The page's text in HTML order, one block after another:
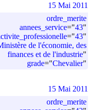
ordre_merite
annees_service="43"
="43"
de l'économie, des
finances et de l'industrie"
grade="Chevalier"
15 Mai 2011
ordre_merite
15 Mai 2011